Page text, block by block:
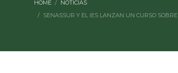
HOME
NOTICIAS
SENASSUR Y EL IES LANZAN UN CURSO SOBRE